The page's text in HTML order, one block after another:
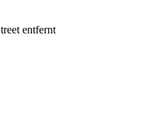
entfernt